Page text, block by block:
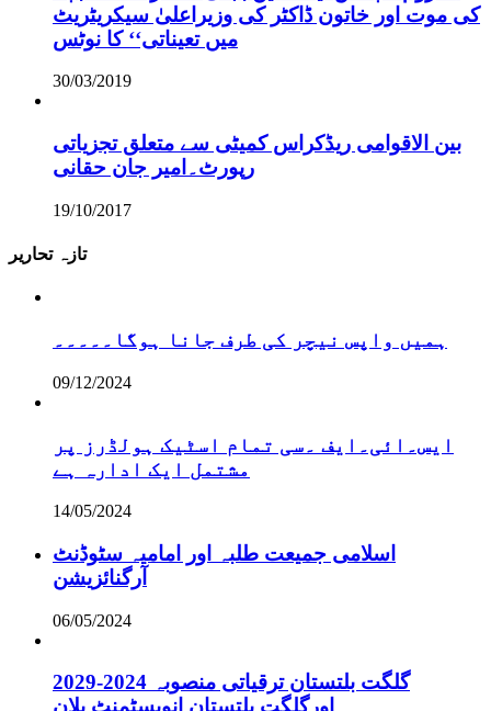
کی موت اور خاتون ڈاکٹر کی وزیراعلیٰ سیکریٹریٹ
میں تعیناتی‘‘ کا نوٹس
30/03/2019
بین الاقوامی ریڈکراس کمیٹی سے متعلق تجزیاتی
رپورٹ۔امیر جان حقانی
19/10/2017
تازہ تحاریر
ہمیں واپس نیچر کی طرف جانا ہوگا۔۔۔۔۔
09/12/2024
ایس۔ائی۔ایف ۔سی تمام اسٹیک ہولڈرز پر
مشتمل ایک ادارہ ہے
14/05/2024
اسلامی جمیعت طلبہ اور امامیہ سٹوڈنٹ
آرگنائزیشن
06/05/2024
گلگت بلتستان ترقیاتی منصوبہ 2024-2029